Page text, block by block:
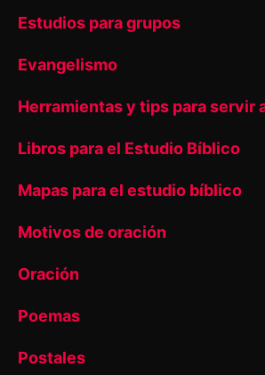
Estudios para grupos
Evangelismo
Herramientas y tips para servir
Libros para el Estudio Bíblico
Mapas para el estudio bíblico
Motivos de oración
Oración
Poemas
Postales